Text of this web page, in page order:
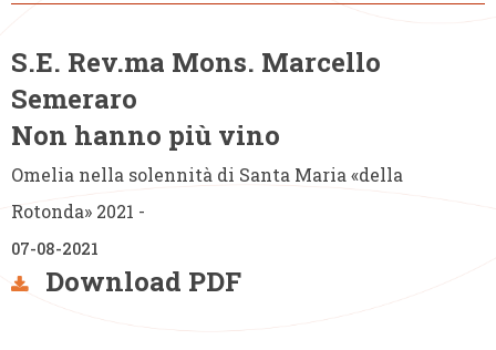
S.E. Rev.ma Mons. Marcello
Semeraro
Non hanno più vino
Omelia nella solennità di Santa Maria «della
Rotonda» 2021 -
07-08-2021
Download PDF